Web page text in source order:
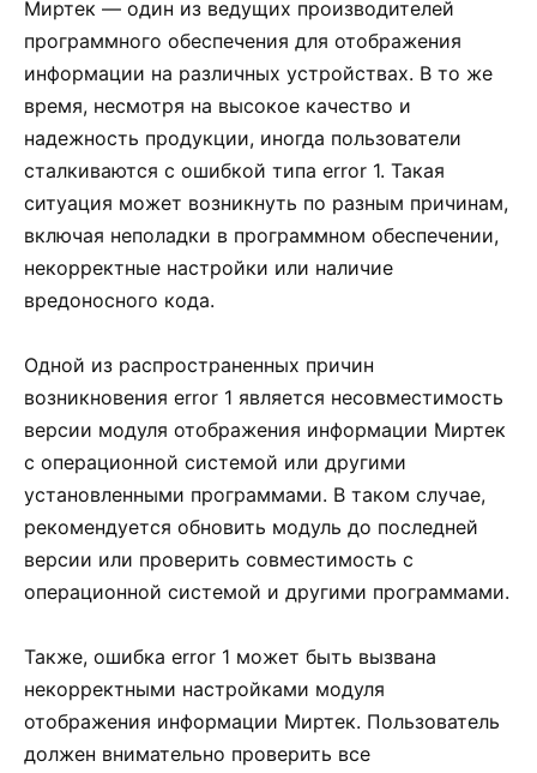
Миртек — один из ведущих производителей
программного обеспечения для отображения
информации на различных устройствах. В то же
время, несмотря на высокое качество и
надежность продукции, иногда пользователи
сталкиваются с ошибкой типа error 1. Такая
ситуация может возникнуть по разным причинам,
включая неполадки в программном обеспечении,
некорректные настройки или наличие
вредоносного кода.
Одной из распространенных причин
возникновения error 1 является несовместимость
версии модуля отображения информации Миртек
с операционной системой или другими
установленными программами. В таком случае,
рекомендуется обновить модуль до последней
версии или проверить совместимость с
операционной системой и другими программами.
Также, ошибка error 1 может быть вызвана
некорректными настройками модуля
отображения информации Миртек. Пользователь
должен внимательно проверить все